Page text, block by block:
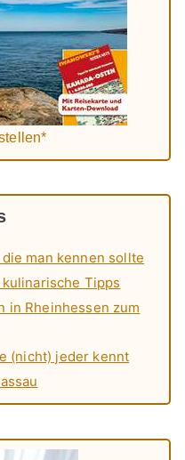
man kennen sollte
Tipps
in Rheinhessen zum
(nicht) jeder kennt